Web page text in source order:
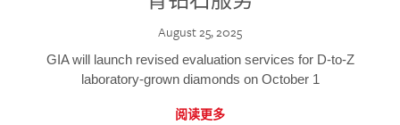
August 25, 2025
GIA will launch revised evaluation services for D-to-Z
laboratory-grown diamonds on October 1
阅读更多